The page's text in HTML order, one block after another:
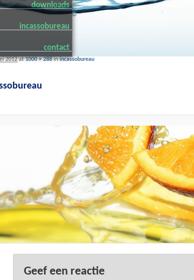
downloads
incassobureau
contact
2012at1000 × 288inincassobureau
Geef een reactie